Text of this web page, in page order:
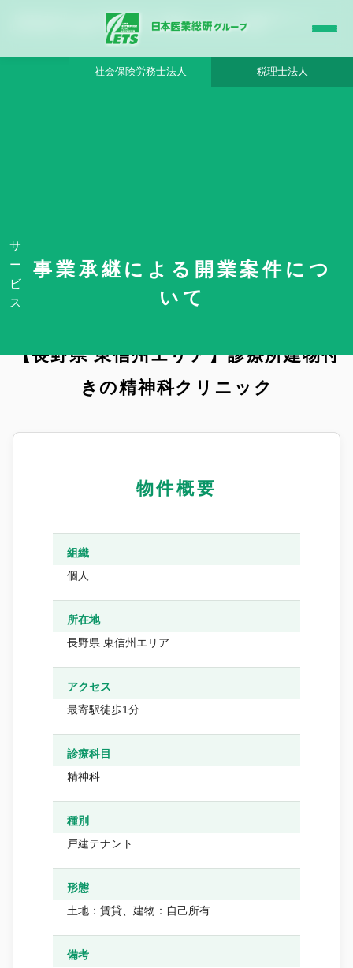
【長野県 東信州エリア】診療所建物付きの精神科クリニック - 日本医業総研グループ
|日本医業総研｜医院開業・承継・クリニック経営支援・医療モール開発
社会保険労務士法人 税理士法人
サ
ー
ビ
ス
事業承継による開業案件につ
いて
ループ
No. 13201
【長野県 東信州エリア】診療所建物付
きの精神科クリニック
物件概要
組織
個人
所在地
長野県 東信州エリア
アクセス
最寄駅徒歩1分
診療科目
精神科
種別
戸建テナント
形態
土地：賃貸、建物：自己所有
備考